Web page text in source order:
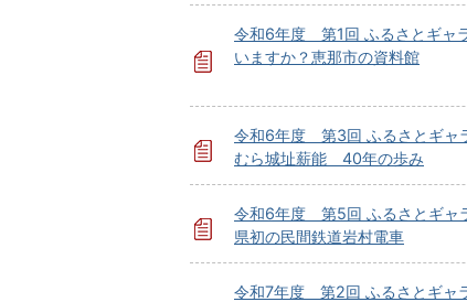
令和6年度 第1回 ふるさとギャ
いますか？恵那市の資料館
令和6年度 第3回 ふるさとギ
むら城址薪能 40年の歩み
令和6年度 第5回 ふるさとギ
県初の民間鉄道岩村電車
令和7年度 第2回 ふるさとギャ